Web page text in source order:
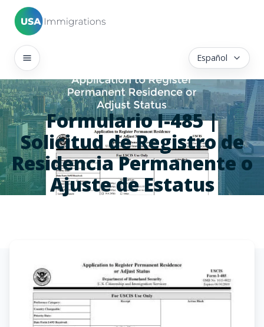
Español
Formulario I-485 |
Solicitud de Registro de
Residencia Permanente o
Ajuste de Estatus